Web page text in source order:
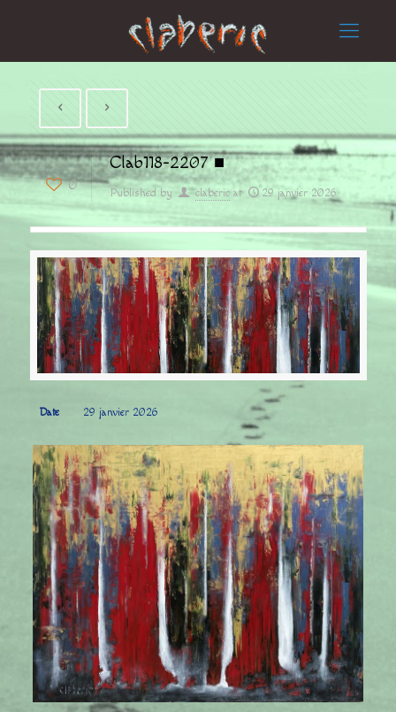
0
Clab118-2207 ■
Published by claberic at 29 janvier 2026
Date 29 janvier 2026